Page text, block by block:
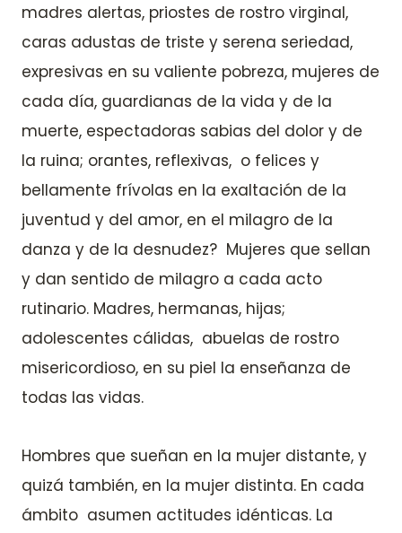
madres alertas, priostes de rostro virginal,
caras adustas de triste y serena seriedad,
expresivas en su valiente pobreza, mujeres de
cada día, guardianas de la vida y de la
muerte, espectadoras sabias del dolor y de
la ruina; orantes, reflexivas, o felices y
bellamente frívolas en la exaltación de la
juventud y del amor, en el milagro de la
danza y de la desnudez? Mujeres que sellan
y dan sentido de milagro a cada acto
rutinario. Madres, hermanas, hijas;
adolescentes cálidas, abuelas de rostro
misericordioso, en su piel la enseñanza de
todas las vidas.
Hombres que sueñan en la mujer distante, y
quizá también, en la mujer distinta. En cada
ámbito asumen actitudes idénticas. La